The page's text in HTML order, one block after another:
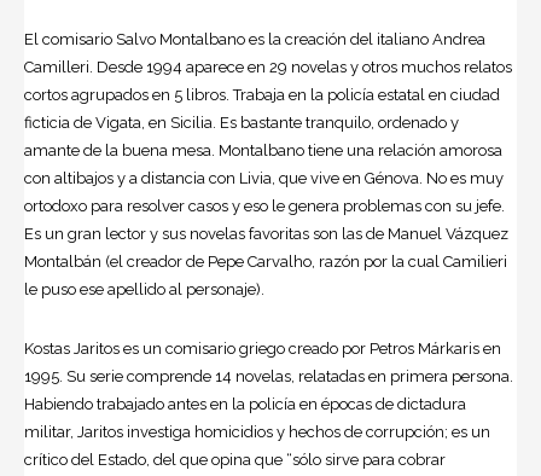
El comisario Salvo Montalbano es la creación del italiano Andrea
Camilleri. Desde 1994 aparece en 29 novelas y otros muchos relatos
cortos agrupados en 5 libros. Trabaja en la policía estatal en ciudad
ficticia de Vigata, en Sicilia. Es bastante tranquilo, ordenado y
amante de la buena mesa. Montalbano tiene una relación amorosa
con altibajos y a distancia con Livia, que vive en Génova. No es muy
ortodoxo para resolver casos y eso le genera problemas con su jefe.
Es un gran lector y sus novelas favoritas son las de Manuel Vázquez
Montalbán (el creador de Pepe Carvalho, razón por la cual Camilieri
le puso ese apellido al personaje).
Kostas Jaritos es un comisario griego creado por Petros Márkaris en
1995. Su serie comprende 14 novelas, relatadas en primera persona.
Habiendo trabajado antes en la policía en épocas de dictadura
militar, Jaritos investiga homicidios y hechos de corrupción; es un
crítico del Estado, del que opina que “sólo sirve para cobrar